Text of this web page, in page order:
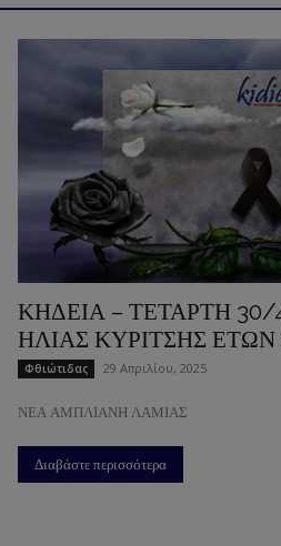
ΚΗΔΕΙΑ – ΤΕΤΑΡΤΗ 30/
ΗΛΙΑΣ ΚΥΡΙΤΣΗΣ ΕΤΩΝ
Φθιώτιδας 29 Απριλίου, 2025
ΝΕΑ ΑΜΠΛΙΑΝΗ ΛΑΜΙΑΣ
Διαβάστε περισσότερα